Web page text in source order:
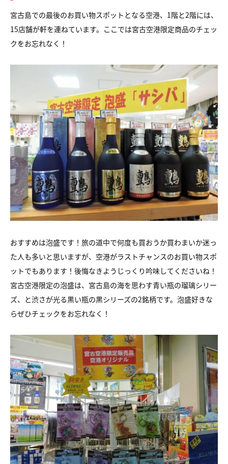
宮古島での最後のお買い物スポットとなる空港、1階と2階には、
15店舗が軒を連ねています。ここでは宮古空港限定商品のチェッ
クをお忘れなく！
おすすめは泡盛です！旅の道中で何度も買おうか買わまいか迷っ
た人も多いと思いますが、空港がラストチャンスのお買い物スポ
ットでもあります！後悔なきようじっくり吟味してくださいね！
宮古空港限定の泡盛は、宮古島の海を思わす青い瓶の瑠璃シリー
ズ、と渋さが光る黒い瓶の黒シリーズの2銘柄です。泡盛好きな
らぜひチェックをお忘れなく！